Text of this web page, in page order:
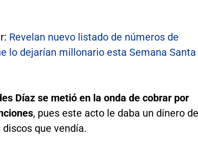
Revelan nuevo listado de números de
lo dejarían millonario esta Semana Santa
Díaz se metió en la onda de cobrar por
, pues este acto le daba un dinero de
que vendía.